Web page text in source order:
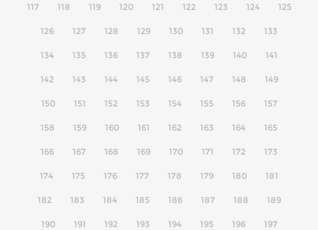
117 118 119 120 121 122 123 124 125
126 127 128 129 130 131 132 133
134 135 136 137 138 139 140 141
142 143 144 145 146 147 148 149
150 151 152 153 154 155 156 157
158 159 160 161 162 163 164 165
166 167 168 169 170 171 172 173
174 175 176 177 178 179 180 181
182 183 184 185 186 187 188 189
190 191 192 193 194 195 196 197